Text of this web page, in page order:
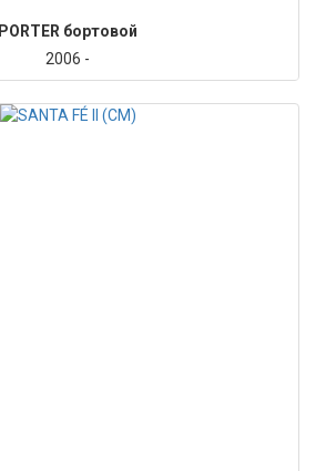
PORTER бортовой
2006 -